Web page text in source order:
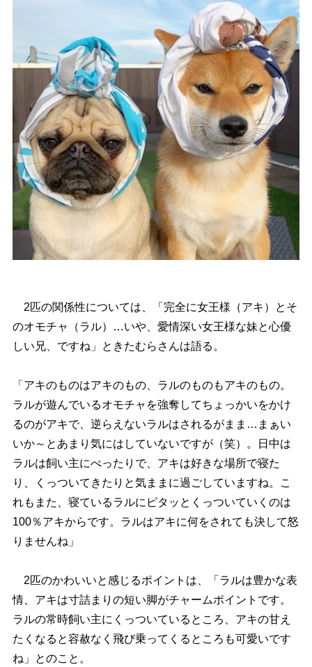
2匹の関係性については、「完全に女王様（アキ）とそ
のオモチャ（ラル）…いや、愛情深い女王様な妹と心優
しい兄、ですね」ときたむらさんは語る。
「アキのものはアキのもの、ラルのものもアキのもの。
ラルが遊んでいるオモチャを強奪してちょっかいをかけ
るのがアキで、逆らえないラルはされるがまま…まぁい
いか～とあまり気にはしていないですが（笑）。日中は
ラルは飼い主にべったりで、アキは好きな場所で寝た
り、くっついてきたりと気ままに過ごしていますね。こ
れもまた、寝ているラルにピタッとくっついていくのは
100％アキからです。ラルはアキに何をされても決して怒
りませんね」
2匹のかわいいと感じるポイントは、「ラルは豊かな表
情、アキは寸詰まりの短い脚がチャームポイントです。
ラルの常時飼い主にくっついているところ、アキの甘え
たくなると容赦なく飛び乗ってくるところも可愛いです
ね」とのこと。